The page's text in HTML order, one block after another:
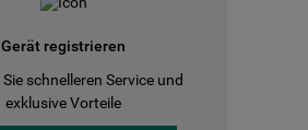
Gerät registrieren
schnelleren Service und
exklusive Vorteile